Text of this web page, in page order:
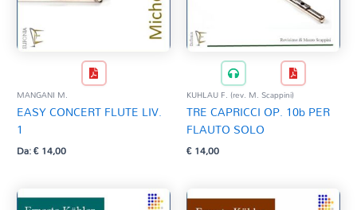
MANGANI M.
EASY CONCERT FLUTE LIV.
1
Da:€14,00
KUHLAU F. (rev. M. Scappini)
TRE CAPRICCI OP. 10b PER
FLAUTO SOLO
€14,00